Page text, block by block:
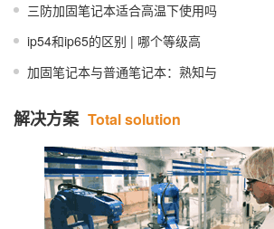
三防加固笔记本适合高温下使用吗
ip54和ip65的区别 | 哪个等级高
加固笔记本与普通笔记本：熟知与
解决方案 Total solution